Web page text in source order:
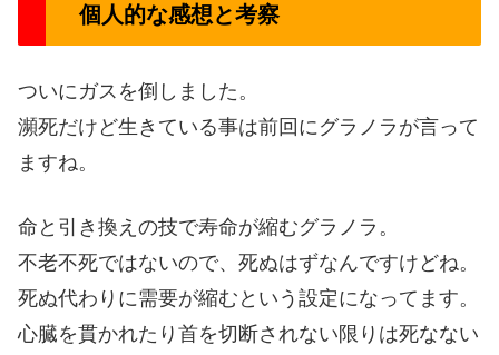
個人的な感想と考察
ついにガスを倒しました。
瀕死だけど生きている事は前回にグラノラが言って
ますね。
命と引き換えの技で寿命が縮むグラノラ。
不老不死ではないので、死ぬはずなんですけどね。
死ぬ代わりに需要が縮むという設定になってます。
心臓を貫かれたり首を切断されない限りは死なない